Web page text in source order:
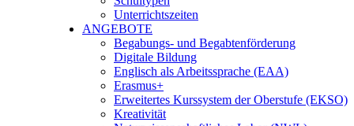
Unterrichtszeiten
ANGEBOTE
Begabungs- und Begabtenförderung
Digitale Bildung
Englisch als Arbeitssprache (EAA)
Erasmus+
Erweitertes Kurssystem der Oberstufe (EKSO)
Kreativität